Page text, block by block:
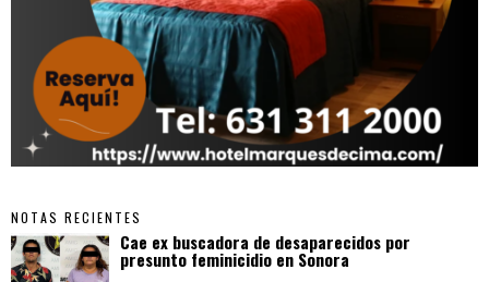
NOTAS RECIENTES
Cae ex buscadora de desaparecidos por
presunto feminicidio en Sonora